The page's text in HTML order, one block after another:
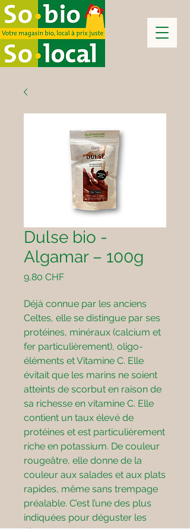
Dulse bio -
Algamar – 100g
9,80 CHFPreis
Déjà connue par les anciens
Celtes, elle se distingue par ses
protéines, minéraux (calcium et
fer particulièrement), oligo-
éléments et Vitamine C. Elle
évitait que les marins ne soient
atteints de scorbut en raison de
sa richesse en vitamine C. Elle
contient un taux élevé de
protéines et est particulièrement
riche en potassium. De couleur
rougeâtre, elle donne de la
couleur aux salades et aux plats
rapides, même sans trempage
préalable. C’est l’une des plus
indiquées pour déguster les